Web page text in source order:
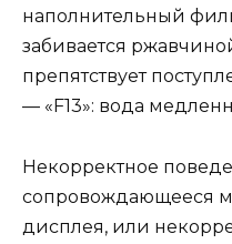
наполнительный
забивается
препятствует
— «F13»: вода
Некорректное
сопровождающееся
дисплея, или